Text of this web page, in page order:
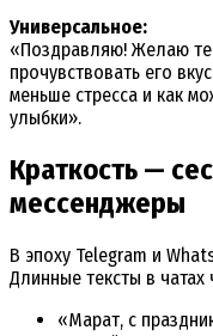
Универсальное:
«Поздравляю! Желаю
прочувствовать его
меньше стресса и как
улыбки».
Краткость —
мессенджеры
В эпоху Telegram и
Длинные тексты в
«Марат, с